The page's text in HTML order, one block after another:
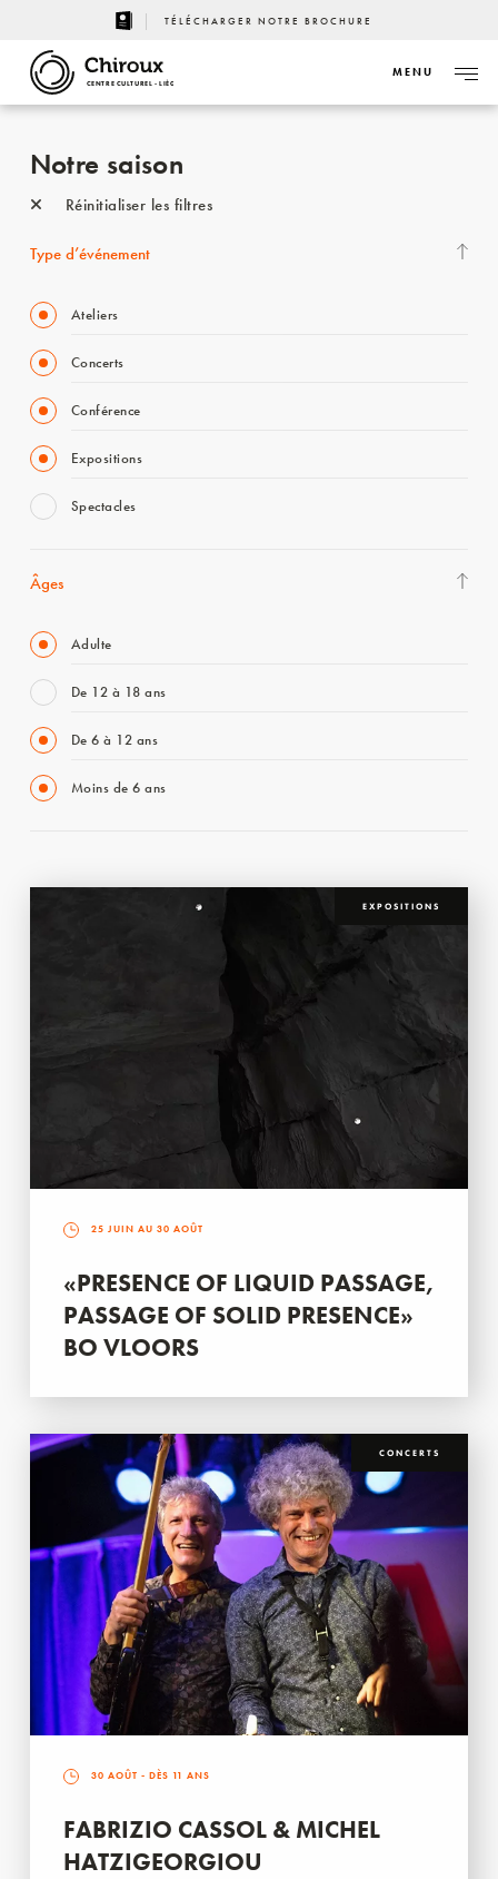
TÉLÉCHARGER NOTRE BROCHURE
CENTRE CULTUREL - LIÈGE
MENU
Notre saison
Réinitialiser les filtres
Type d’événement
Ateliers
Concerts
Conférence
Expositions
Spectacles
Âges
Adulte
De 12 à 18 ans
De 6 à 12 ans
Moins de 6 ans
EXPOSITIONS
25 JUIN AU 30 AOÛT
«PRESENCE OF LIQUID PASSAGE,
PASSAGE OF SOLID PRESENCE»
BO VLOORS
CONCERTS
30 AOÛT - DÈS 11 ANS
FABRIZIO CASSOL & MICHEL
HATZIGEORGIOU